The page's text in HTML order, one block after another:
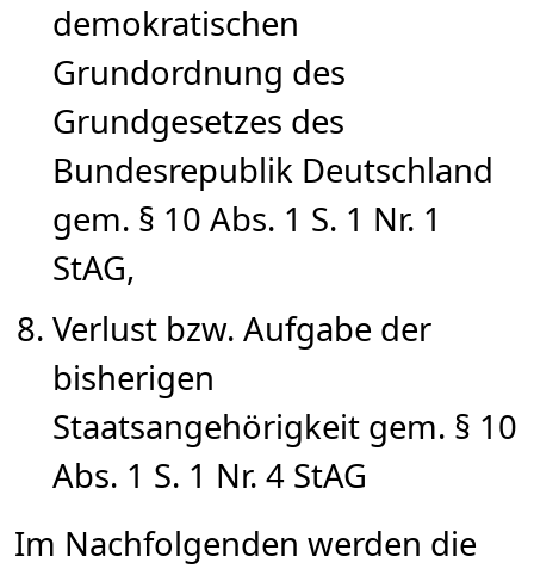
demokratischen
Grundordnung des
Grundgesetzes des
Bundesrepublik Deutschland
gem. § 10 Abs. 1 S. 1 Nr. 1
StAG,
Verlust bzw. Aufgabe der
bisherigen
Staatsangehörigkeit gem. § 10
Abs. 1 S. 1 Nr. 4 StAG
Im Nachfolgenden werden die